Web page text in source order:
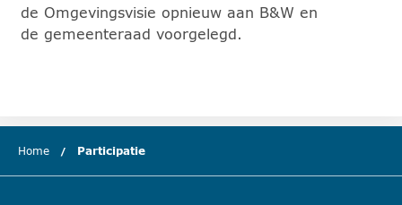
de Omgevingsvisie opnieuw aan B&W en
de gemeenteraad voorgelegd.
Home Participatie